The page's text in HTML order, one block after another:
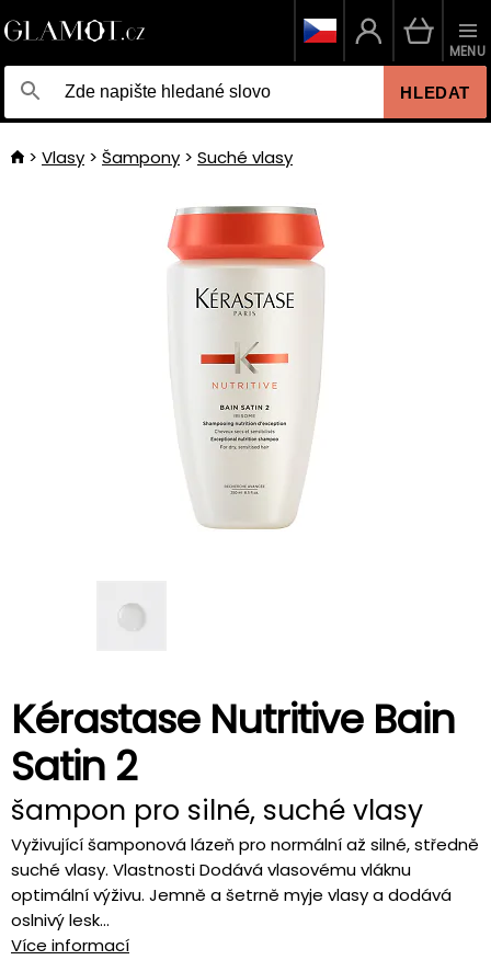
HLEDAT
MENU
Vlasy Šampony Suché vlasy
Kérastase Nutritive Bain
Satin 2
šampon pro silné, suché vlasy
Vyživující šamponová lázeň pro normální až silné, středně
suché vlasy. Vlastnosti Dodává vlasovému vláknu
optimální výživu. Jemně a šetrně myje vlasy a dodává
oslnivý lesk...
Více informací